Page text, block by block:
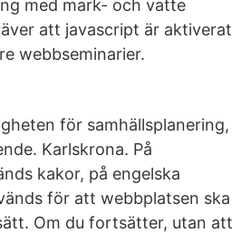
med mark- och vatte
att javascript är aktiverat
webbseminarier.
för samhällsplanering,
Karlskrona. På
kakor, på engelska
för att webbplatsen ska
Om du fortsätter, utan att